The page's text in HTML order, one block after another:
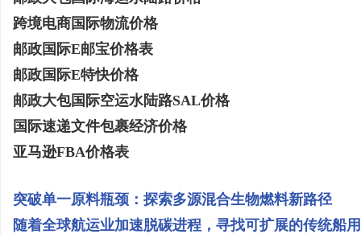
跨境电商国际物流价格
邮政国际E邮宝价格表
邮政国际E特快价格
邮政大包国际空运水陆路SAL价格
国际速递文件包裹经济价格
亚马逊FBA价格表
突破单一原料瓶颈：探索多源混合生物燃料新路径
随着全球航运业加速脱碳进程，寻找可扩展的传统船